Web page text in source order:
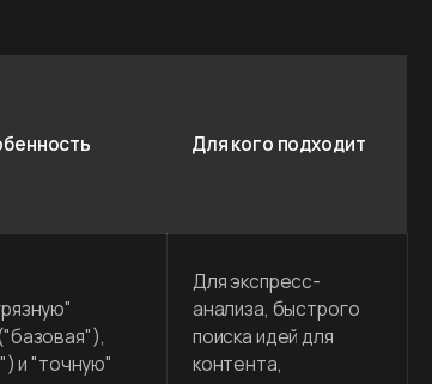
Для кого подходит
и "точную"
Для экспресс-
анализа, быстрого
поиска идей для
контента,